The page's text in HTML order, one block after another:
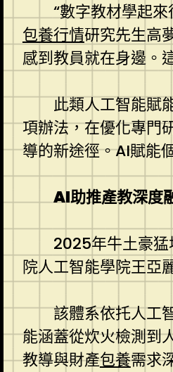
“數字教材學起
包養行情研究先生高
感到教員就在身邊。
此類人工智能賦
項辦法，在優化專門
導的新途徑。AI賦能
AI助推產教深度
2025年牛土豪猛
院人工智能學院王亞
該體系依托人工
能涵蓋從炊火檢測到
教導與財產包養需求